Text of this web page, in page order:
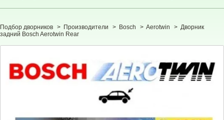
Подбор дворников > Производители > Bosch > Aerotwin > Дворник
задний Bosch Aerotwin Rear